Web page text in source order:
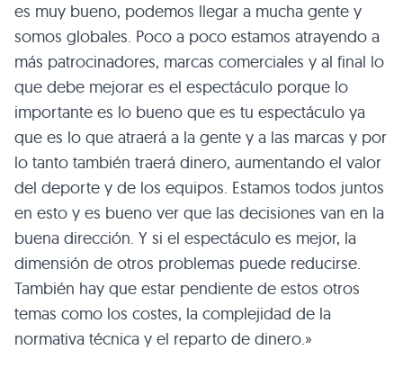
es muy bueno, podemos llegar a mucha gente y
somos globales. Poco a poco estamos atrayendo a
más patrocinadores, marcas comerciales y al final lo
que debe mejorar es el espectáculo porque lo
importante es lo bueno que es tu espectáculo ya
que es lo que atraerá a la gente y a las marcas y por
lo tanto también traerá dinero, aumentando el valor
del deporte y de los equipos. Estamos todos juntos
en esto y es bueno ver que las decisiones van en la
buena dirección. Y si el espectáculo es mejor, la
dimensión de otros problemas puede reducirse.
También hay que estar pendiente de estos otros
temas como los costes, la complejidad de la
normativa técnica y el reparto de dinero.»